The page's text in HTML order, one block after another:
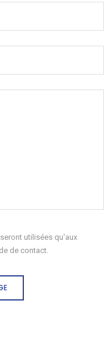
utilisées qu'aux
de contact.